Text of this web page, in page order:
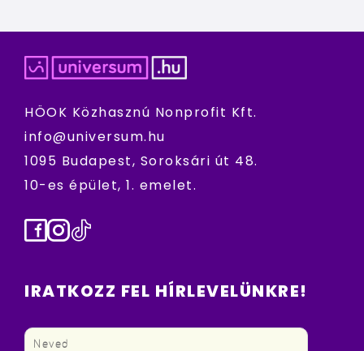
HÖOK Közhasznú Nonprofit Kft.
info@universum.hu
1095 Budapest, Soroksári út 48.
10-es épület, 1. emelet.
Facebook
Instagram
TikTok
IRATKOZZ FEL HÍRLEVELÜNKRE!